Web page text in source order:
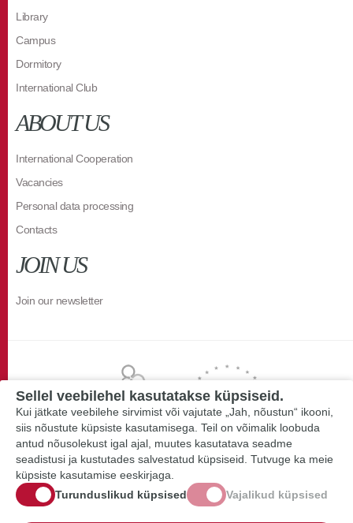
Library
Campus
Dormitory
International Club
ABOUT US
International Cooperation
Vacancies
Personal data processing
Contacts
JOIN US
Join our newsletter
Sellel veebilehel kasutatakse küpsiseid.
Kui jätkate veebilehe sirvimist või vajutate „Jah, nõustun“ ikooni,
siis nõustute küpsiste kasutamisega. Teil on võimalik loobuda
antud nõusolekust igal ajal, muutes kasutatava seadme
seadistusi ja kustutades salvestatud küpsiseid. Tutvuge ka meie
küpsiste kasutamise eeskirjaga.
Turunduslikud küpsised
Vajalikud küpsised